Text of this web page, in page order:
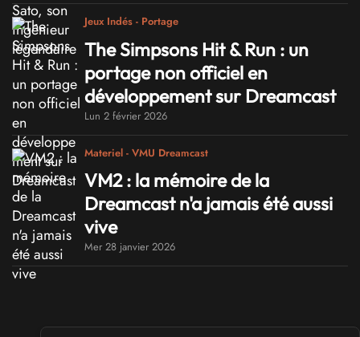
Jeux Indés - Portage
The Simpsons Hit & Run : un
portage non officiel en
développement sur Dreamcast
Lun 2 février 2026
Materiel - VMU Dreamcast
VM2 : la mémoire de la
Dreamcast n'a jamais été aussi
vive
Mer 28 janvier 2026